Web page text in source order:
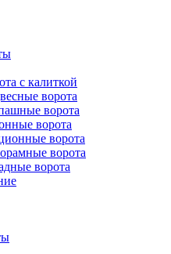
с калиткой
ворота
ворота
ворота
ворота
ворота
ворота